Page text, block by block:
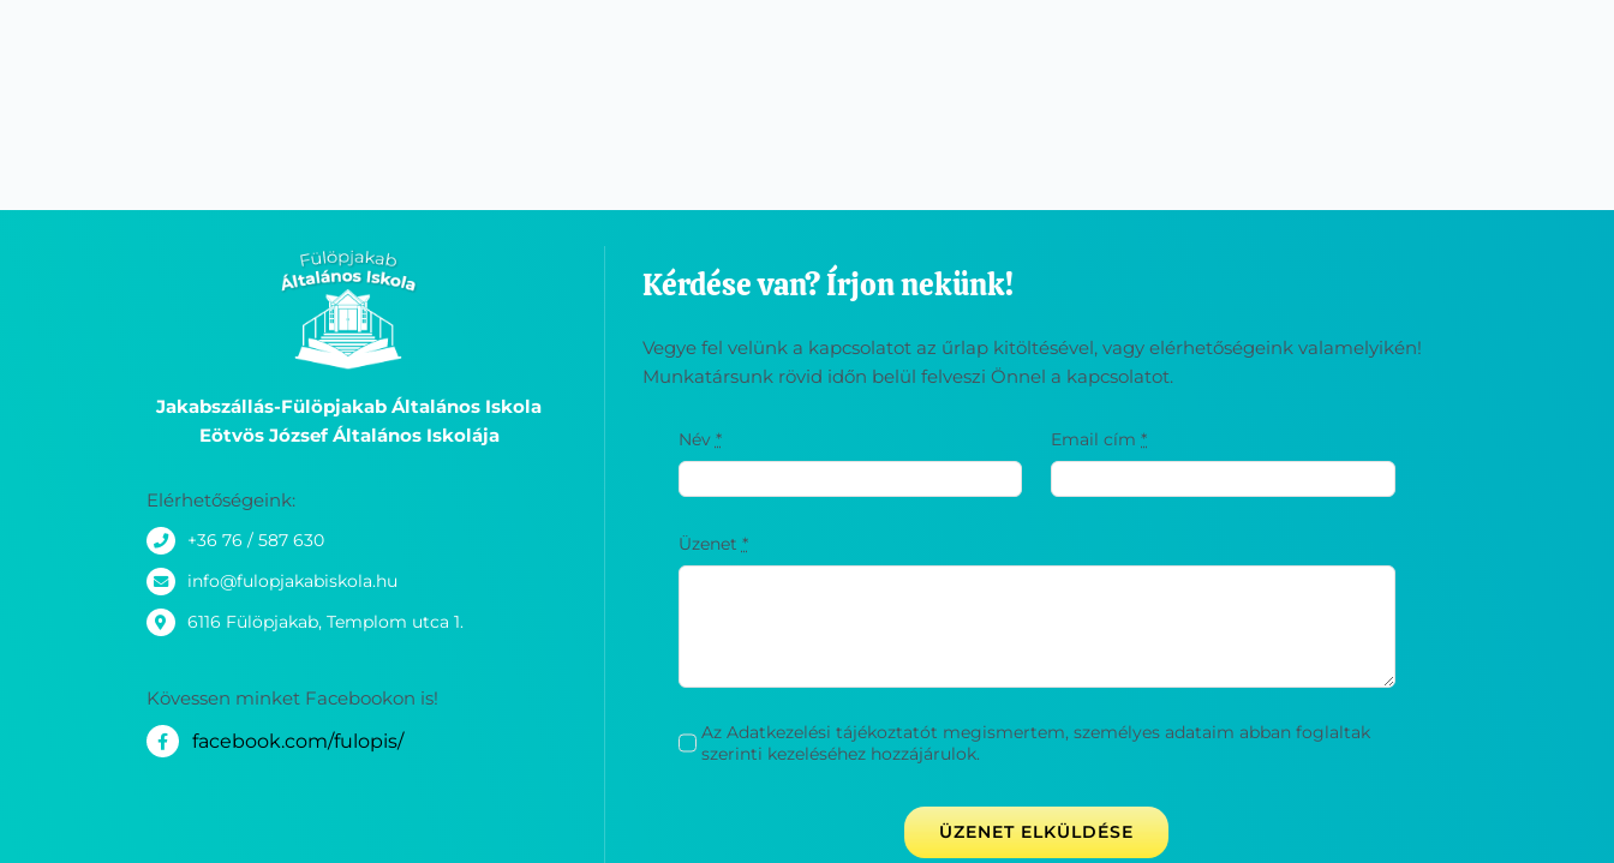
Jakabszállás-Fülöpjakab Általános Iskola
Eötvös József Általános Iskolája
Elérhetőségeink:
+36 76 / 587 630
info@fulopjakabiskola.hu
6116 Fülöpjakab, Templom utca 1.
Kövessen minket Facebookon is!
facebook.com/fulopis/
Kérdése van? Írjon nekünk!
Vegye fel velünk a kapcsolatot az űrlap kitöltésével, vagy elérhetőségeink valamelyikén!
Munkatársunk rövid időn belül felveszi Önnel a kapcsolatot.
Név * Email cím*
Üzenet *
Az Adatkezelési tájékoztatót megismertem, személyes adataim abban foglaltak
szerinti kezeléséhez hozzájárulok.
ÜZENET ELKÜLDÉSE